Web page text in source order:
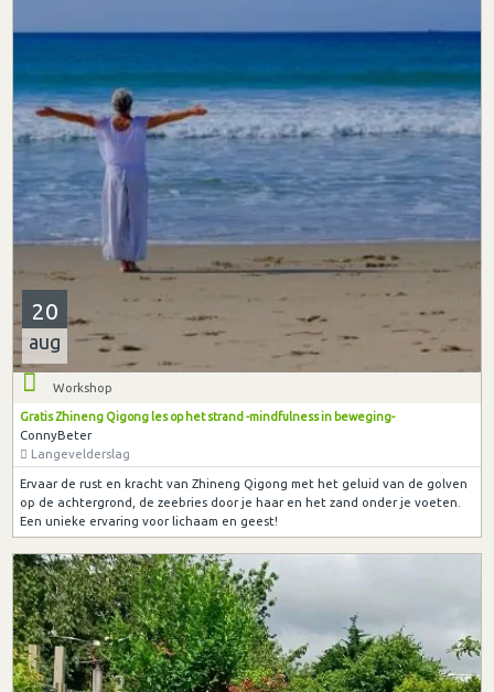
20
aug
Workshop
Gratis Zhineng Qigong les op het strand -mindfulness in beweging-
ConnyBeter
Langevelderslag
Ervaar de rust en kracht van Zhineng Qigong met het geluid van de golven
op de achtergrond, de zeebries door je haar en het zand onder je voeten.
Een unieke ervaring voor lichaam en geest!